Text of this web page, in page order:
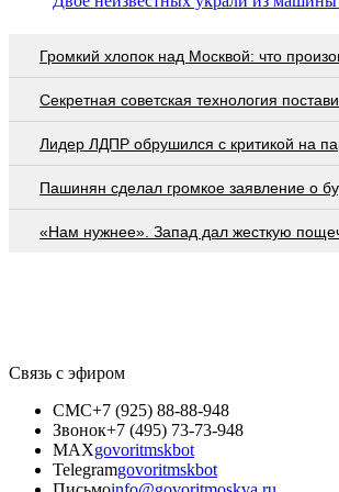
Громкий хлопок над Москвой: что
Секретная советская технология
Лидер ЛДПР обрушился с критикой на
Пашинян сделал громкое заявление о
«Нам нужнее». Запад дал жесткую
Связь с эфиром
СМС+7 (925) 88-88-948
Звонок+7 (495) 73-73-948
MAXgovoritmskbot
Telegramgovoritmskbot